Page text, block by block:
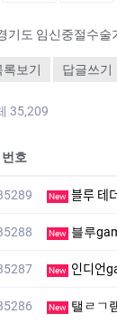
기도 임신중절수술
록보기 답글쓰기
35,209
번호
New 블루
New 블루
New
New 탤ㄹㄱ